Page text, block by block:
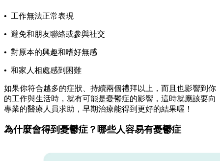
• 工作無法正常表現
• 避免和朋友聯絡或參與社交
• 對原本的興趣和嗜好無感
• 和家人相處感到困難
如果你符合越多的症狀、持續兩個禮拜以上，而且也影響到你
的工作與生活時，就有可能是憂鬱症的影響，這時就應該要向
專業的醫療人員求助，早期治療能得到更好的結果喔！
為什麼會得到憂鬱症？哪些人容易有憂鬱症